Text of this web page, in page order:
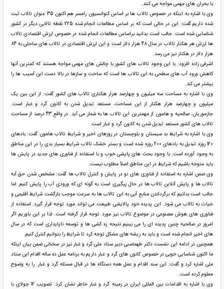
با بحران های مهمی مواجه می کنند.
وی با اشاره به اینکه در خصوص تالاب ها بر اساس کنوانسیون رامسر هم اکنون 35 عنوان تالاب ثبت
شده داریم گفت: این در حالی است که بر اساس مطالعات انجام شده 225 نقطه تالابی دیگر در کشور
شناسایی شده است. جالب است بدانید براساس مطالعات انجام شده در خصوص ارزش اقتصادی تالاب
ها ارزش هر هکتار تالاب در سال 48 هزار دلار است و این ارزش اقتصادی در تالاب های ساحلی به 84
هزار دلار در هکتار نیز می رسد.
اشرفی زاده افزود: با این وجود تالاب های کشور با چالش های مهمی مواجه هستند که کمترین آنها
کاهش ورود آب های سطحی به این تالاب ها است که ساخت و سازها در بالا دست این آسیب ها را
بیشتر می کند.
وی با اشاره به مساحت سه میلیون و چهارصد هزار هکتاری تالاب های کشور گفت: از این بین یک
میلیون و چهارصد هزار هکتار از این مساحت، مستعد تبدیل شدن به کانون گرد و غبار است.
جازموریان، صالحیه و هامون از مهمترین این تالاب ها به شمار می آید. در واقع 43 درصد از مساحت
تالاب های کشور مستعد تبدیل شدن به کانون گرد و غبار است.
وی با اشاره به شرایط بد سیستان و بلوچستان در روزهای اخیر و شرایط تالاب هامون گفت: بادهای
120 روزه تبدیل به بادهای 200 روزه شده است و بستر خشک تالاب شرایط بسیار بدی را در این مناطق
به وجود آورده است. با وجود بحث های پایشی خوب و با استفاده از فناوری های جدید در پایش ها
باید متوجه باشیم که شرایط در این مناطق اصلاً مطلوب نیست.
وی ضمن اشاره به استفاده از فناوری های نو در پایش و کنترل تالاب ها گفت: مشخص شدن حق آبه
تالاب ها و پایش آنلاین تالاب ها در حال پیگیری است به گونه ای که ورودی آب را پایش کنیم. اما
جالب است بدانیم که برگرداندن منابع آبی به این تالاب ها به سرعت موجب بازگشت شرایط اقلیمی و
حیات به تالاب می شود. این پدیده خود پالایشی طبیعت می تواند مورد توجه قرار گیرد. استفاده از
فناوری های هوش مصنوعی در موضوع تالاب نیز مورد توجه قرار گرفته است. لذا بر این باوریم اگر
امروز در صالحیه چنین پدیده ای را می بینیم نتیجه زه کشی ها و توسعه ناپایداری است که در سال
های اخیر انجام شده است و باید به ریشه های مشکل توجه کرد تا شرایط را بتوانیم کنترل کنیم.
همچنین در ادامه این نشست دکتر طهماسبی دبیر ستاد ملی گرد و غبار نیز در سخنانی ضمن بیان اینکه
ما اکنون شناسایی خوبی در خصوص کانون های گرد و غبار داریم به برنامه عمل ده ساله اقدام این ستاد
ملی اشاره کرد و گفت: این سند اقدام و عمل همه دستگاه ها در قبال مسئله گرد و غبار را به وضوح
معلوم کرده است.
وی با اشاره به اقدامات بین المللی ایران در زمینه گرد و غبار خاطر نشان کرد: تصویب 12 جولای با